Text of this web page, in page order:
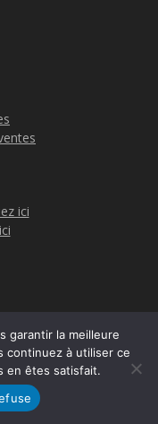
ici
Care
garantir la meilleure
continuez à utiliser ce
en êtes satisfait.